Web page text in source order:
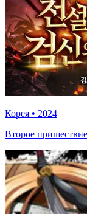
Корея • 2024
Второе